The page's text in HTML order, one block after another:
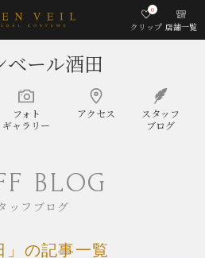
クリップ
0
店舗一覧
ベール酒田
フォト
ギャラリー
アクセス
スタッフ
ブログ
BLOG
ッフブログ
」の記事一覧